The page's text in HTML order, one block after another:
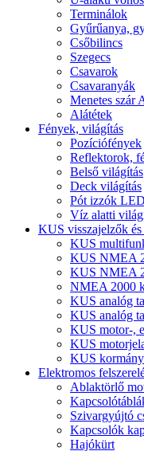
Terminálok
Gyűrűanya,
Csőbilincs
Szegecs
Csavarok
Csavaranyák
Menetes szár
Alátétek
Fények, világítás
Pozíciófények
Reflektorok,
Belső világítás
Deck világítás
Pót izzók
Víz alatti
KUS visszajelzők
KUS
KUS NMEA
KUS NMEA
NMEA 2000
KUS analóg
KUS analóg
KUS motor-,
KUS
KUS
Elektromos
Ablaktörlő
Szivargyújtó
Kapcsolók
Hajókürt